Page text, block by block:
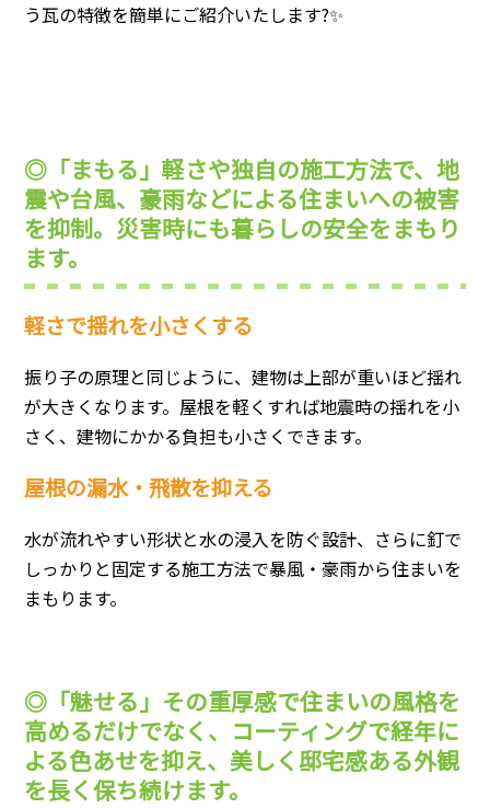
う瓦の特徴を簡単にご紹介いたします?✨
◎「まもる」軽さや独自の施工方法で、地
震や台風、豪雨などによる住まいへの被害
を抑制。災害時にも暮らしの安全をまもり
ます。
軽さで揺れを小さくする
振り子の原理と同じように、建物は上部が重いほど揺れ
が大きくなります。屋根を軽くすれば地震時の揺れを小
さく、建物にかかる負担も小さくできます。
屋根の漏水・飛散を抑える
水が流れやすい形状と水の浸入を防ぐ設計、さらに釘で
しっかりと固定する施工方法で暴風・豪雨から住まいを
まもります。
◎「魅せる」その重厚感で住まいの風格を
高めるだけでなく、コーティングで経年に
よる色あせを抑え、美しく邸宅感ある外観
を長く保ち続けます。